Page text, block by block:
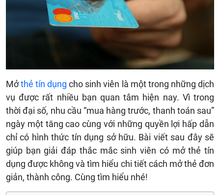
Mởthẻ tín dụng cho sinh viên là một trong những dịch
vụ được rất nhiều bạn quan tâm hiện nay. Vì trong
thời đại số, nhu cầu “mua hàng trước, thanh toán sau”
ngày một tăng cao cùng với những quyền lợi hấp dẫn
chỉ có hình thức tín dụng sở hữu. Bài viết sau đây sẽ
giúp bạn giải đáp thắc mắc sinh viên có mở thẻ tín
dụng được không và tìm hiểu chi tiết cách mở thẻ đơn
giản, thành công. Cùng tìm hiểu nhé!